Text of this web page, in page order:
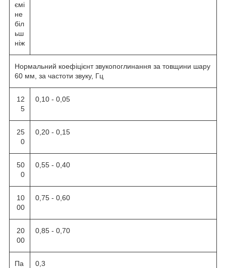
ємі
не
біл
ьш
ніж
Нормальний коефіцієнт звукопоглинання за товщини шару
60 мм, за частоти звуку, Гц
12
5
0,10 - 0,05
25
0
0,20 - 0,15
50
0
0,55 - 0,40
10
00
0,75 - 0,60
20
00
0,85 - 0,70
Па
0,3